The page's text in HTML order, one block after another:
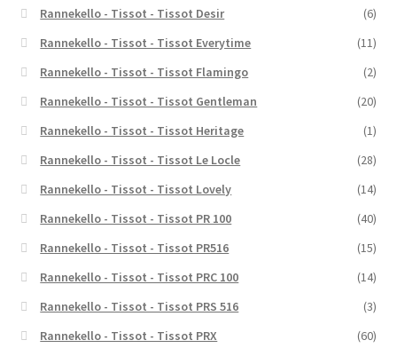
Rannekello - Tissot - Tissot Desir
(6)
Rannekello - Tissot - Tissot Everytime
(11)
Rannekello - Tissot - Tissot Flamingo
(2)
Rannekello - Tissot - Tissot Gentleman
(20)
Rannekello - Tissot - Tissot Heritage
(1)
Rannekello - Tissot - Tissot Le Locle
(28)
Rannekello - Tissot - Tissot Lovely
(14)
Rannekello - Tissot - Tissot PR 100
(40)
Rannekello - Tissot - Tissot PR516
(15)
Rannekello - Tissot - Tissot PRC 100
(14)
Rannekello - Tissot - Tissot PRS 516
(3)
Rannekello - Tissot - Tissot PRX
(60)